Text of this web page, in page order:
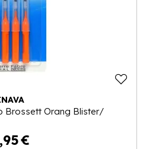
Brossett Orang Blister/
,95€